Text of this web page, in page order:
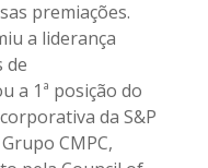
premiações.
a liderança
de
a 1ª posição do
da S&P
CMPC,